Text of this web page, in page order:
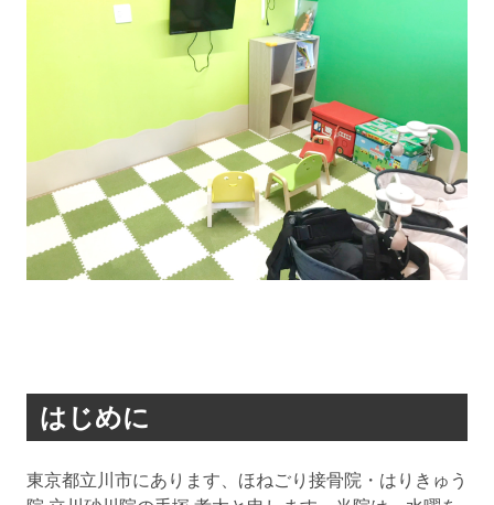
はじめに
東京都立川市にあります、ほねごり接骨院・はりきゅう